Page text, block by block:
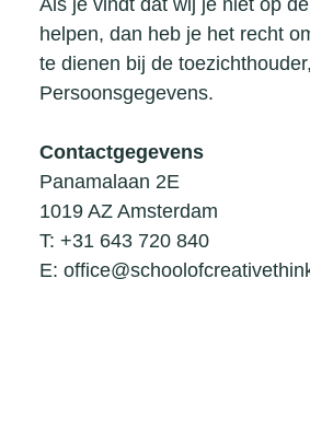
Als je vindt dat wij je niet op
helpen, dan heb je het recht
te dienen bij de
Persoonsgegevens.
Contactgegevens
Panamalaan 2E
1019 AZ Amsterdam
T: +31 643 720 840
E: